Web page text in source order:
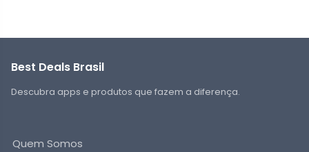
Best Deals Brasil
Descubra apps e produtos que fazem a diferença.
Quem Somos